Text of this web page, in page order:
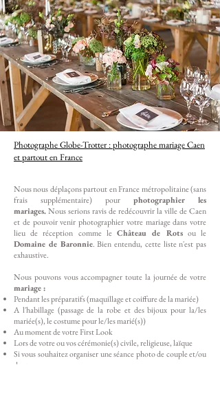
Photographe Globe-Trotter : photographe mariage Caen
et partout en France
Nous nous déplaçons partout en France métropolitaine (sans
frais supplémentaire) pour photographier les
mariages.Nous serions ravis de redécouvrir la ville de Caen
et de pouvoir venir photographier votre mariage dans votre
lieu de réception comme leChâteau de Rotsou le
Domaine de Baronnie. Bien entendu, cette liste n'est pas
exhaustive.
Nous pouvons vous accompagner toute la journée de votre
mariage :
Pendant les préparatifs (maquillage et coiffure de la mariée)
A l'habillage (passage de la robe et des bijoux pour la/les
mariée(s), le costume pour le/les marié(s))
Au moment de votre First Look
Lors de votre ou vos cérémonie(s) civile, religieuse, laïque
Si vous souhaitez organiser une séance photo de couple et/ou
de groupes